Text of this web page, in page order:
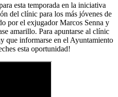
esta temporada en la iniciativa
del clínic para los más jóvenes de
por el exjugador Marcos Senna y
amarillo. Para apuntarse al clínic
que informarse en el Ayuntamiento
esta oportunidad!